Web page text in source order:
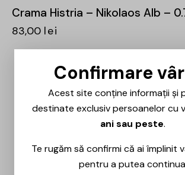
Crama Histria – Nikolaos Alb –
83,00 lei
Confirmare
Acest site conține informații și
destinate exclusiv persoanelor cu
ani sau peste.
Te rugăm să confirmi că ai împlinit
pentru a putea